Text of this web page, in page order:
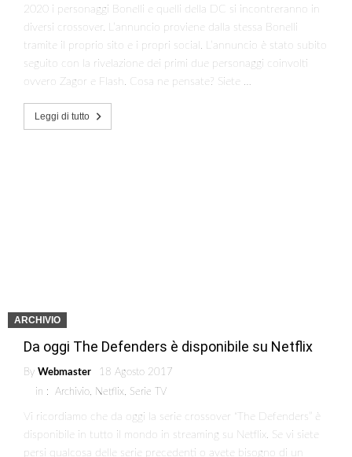
2020 i personaggi Bonelli e quelli della DC si incontreranno in
diversi crossover. L’annuncio proviene dalla stessa Bonelli
tramite il proprio sito e i propri social. L’annuncio è stato subito
seguito con la rivelazione dei primi due personaggi coinvolti
ovvero Zagor e Flash. Cosa ne pensate? Siete …
Leggi di tutto
ARCHIVIO
Da oggi The Defenders è disponibile su Netflix
By Webmaster
18 Agosto 2017
in : Archivio Netflix Serie TV
Vi ricordiamo che da oggi la serie crossover “The Defenders” è
disponibile in tutto il mondo in streaming su Netflix. Se vi siete
persi qualcosa delle serie precedenti o avete bisogno di un